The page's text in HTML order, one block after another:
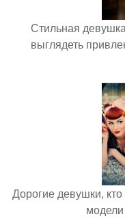
Стильная
выглядеть
Дорогие девушки, кто